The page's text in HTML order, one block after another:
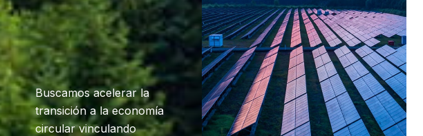
Buscamos acelerar la
transición a la economía
circular vinculando